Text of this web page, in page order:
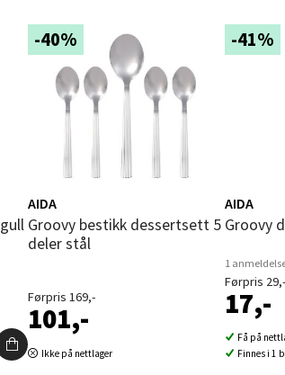
-40%
AIDA
Groovy bestikk dessertsett 5
deler stål
Førpris 169,-
101,-
Ikke på nettlager
-41%
AIDA
1
Førpris 29,-
17,-
Få på
Finnes i 1
Velg